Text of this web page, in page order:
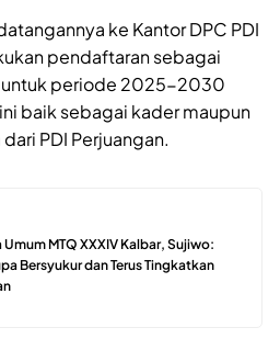
ke Kantor DPC PDI
pendaftaran sebagai
untuk periode 2025-2030
baik sebagai kader maupun
PDI Perjuangan.
Umum MTQ XXXIV Kalbar, Sujiwo:
Bersyukur dan Terus Tingkatkan